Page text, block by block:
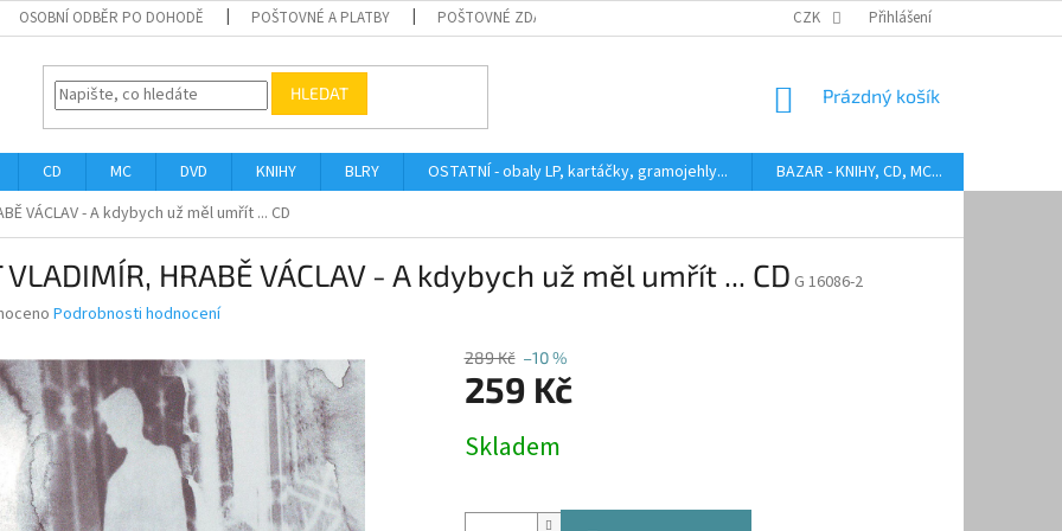
OSOBNÍ ODBĚR PO DOHODĚ POŠTOVNÉ A PLATBY POŠTOVNÉ ZDARMA HODNOCENÍ STAVU BAZAROVÝCH LP AUDIOKAZETY ANEB
CZK Přihlášení
HLEDAT
NÁKUPNÍ
Prázdný košík
CD MC DVD KNIHY BLRY OSTATNÍ - obaly LP, kartáčky, gramojehly... BAZAR - KNIHY, CD, MC...
VÁCLAV - A kdybych už měl umřít ... CD
VLADIMÍR, HRABĚ VÁCLAV - A kdybych už měl umřít ... CD G 16086-2
Podrobnosti hodnocení
289 Kč –10 %
259 Kč
cena:
Skladem